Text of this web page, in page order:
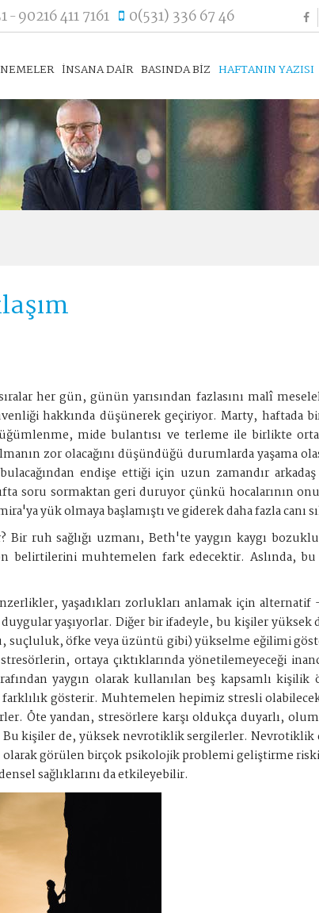
- 90216 411 7161 0(531) 336 67 46
İNSANA DAİR BASINDA BİZ HAFTANIN YAZISI
her gün, günün yarısından fazlasını malî
hakkında düşünerek geçiriyor. Marty, haftada
mide bulantısı ve terleme ile birlikte
zor olacağını düşündüğü durumlarda yaşama
endişe ettiği için uzun zamandır
soru sormaktan geri duruyor çünkü hocalarının
yük olmaya başlamıştı ve giderek daha fazla canı
Bir ruh sağlığı uzmanı, Beth'te yaygın kaygı
belirtilerini muhtemelen fark edecektir. Aslında, bu
yaşadıkları zorlukları anlamak için
yaşıyorlar. Diğer bir ifadeyle, bu kişiler
suçluluk, öfke veya üzüntü gibi) yükselme eğilimi
ortaya çıktıklarında yönetilemeyeceği
yaygın olarak kullanılan beş kapsamlı
gösterir. Muhtemelen hepimiz stresli
Öte yandan, stresörlere karşı oldukça duyarlı,
kişiler de, yüksek nevrotiklik sergilerler. Nevrotiklik
görülen birçok psikolojik problemi geliştirme
sağlıklarını da etkileyebilir.